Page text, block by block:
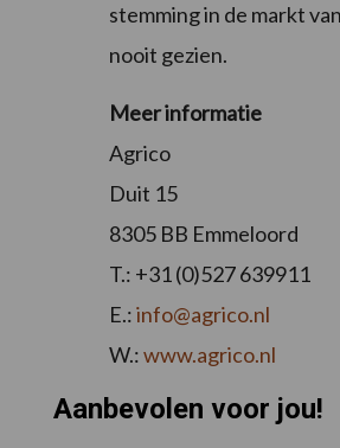
stemming in de markt
nooit gezien.
Meer informatie
Agrico
Duit 15
8305 BB Emmeloord
T.: +31 (0)527 639911
E.:info@agrico.nl
W.:www.agrico.nl
Aanbevolen voor jou!